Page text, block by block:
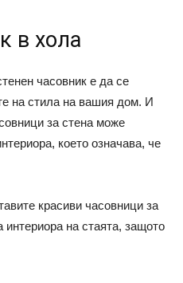
в хола
часовник е да се
на стила на вашия дом. И
за стена може
което означава, че
красиви часовници за
интериора на стаята, защото